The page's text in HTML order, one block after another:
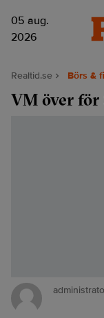
05 aug.
2026
Realtid.se Börs &
VM över för